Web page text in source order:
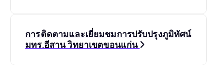
การติดตามและเยี่ยมชมการปรับปรุงภูมิทัศน์
มทร.อีสาน วิทยาเขตขอนแก่น